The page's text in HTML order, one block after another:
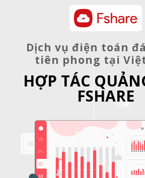
Dịch vụ điện toán
tiên phong tại
HỢP TÁC
FSHARE